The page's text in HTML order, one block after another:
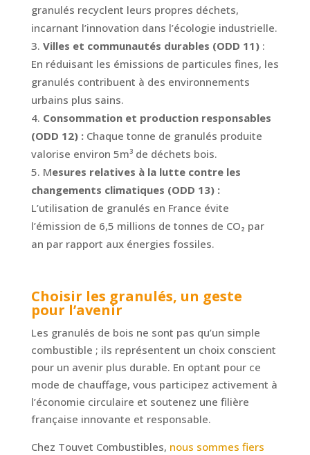
granulés recyclent leurs propres déchets,
incarnant l’innovation dans l’écologie industrielle.
Villes et communautés durables (ODD 11) :
En réduisant les émissions de particules fines, les
granulés contribuent à des environnements
urbains plus sains.
Consommation et production responsables
(ODD 12) :Chaque tonne de granulés produite
valorise environ 5m³ de déchets bois.
Mesures relatives à la lutte contre les
changements climatiques (ODD 13) :
L’utilisation de granulés en France évite
l’émission de 6,5 millions de tonnes de CO₂ par
an par rapport aux énergies fossiles.
Choisir les granulés, un geste
pour l’avenir
Les granulés de bois ne sont pas qu’un simple
combustible ; ils représentent un choix conscient
pour un avenir plus durable. En optant pour ce
mode de chauffage, vous participez activement à
l’économie circulaire et soutenez une filière
française innovante et responsable.
Chez Touvet Combustibles, nous sommes fiers